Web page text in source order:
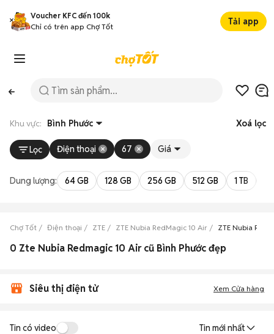
Voucher KFC đến 100k
Chỉ có trên app Chợ Tốt
Tải app
Khu vực: Bình Phước Xoá lọc
Lọc Điện thoại 67 Giá
Dung lượng: 64 GB 128 GB 256 GB 512 GB 1 TB
Chợ Tốt Điện thoại ZTE ZTE Nubia RedMagic 10 Air ZTE Nubia
0 Zte Nubia Redmagic 10 Air cũ Bình Phước đẹp
Siêu thị điện tử Xem Cửa hàng
Tin có video Tin mới nhất